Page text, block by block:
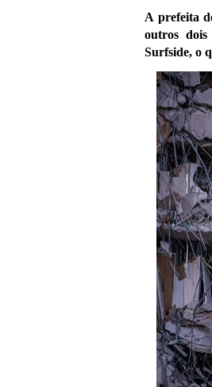
A prefeita
outros dois
Surfside, o